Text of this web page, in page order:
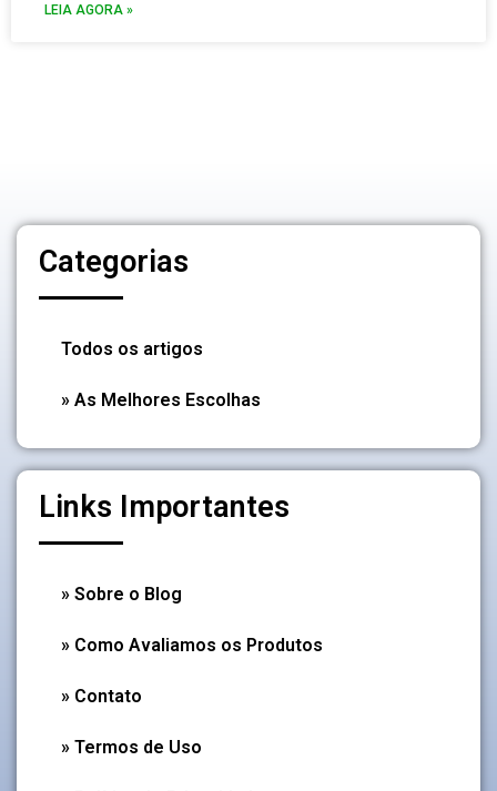
LEIA AGORA »
Categorias
Todos os artigos
» As Melhores Escolhas
Links Importantes
» Sobre o Blog
» Como Avaliamos os Produtos
» Contato
» Termos de Uso